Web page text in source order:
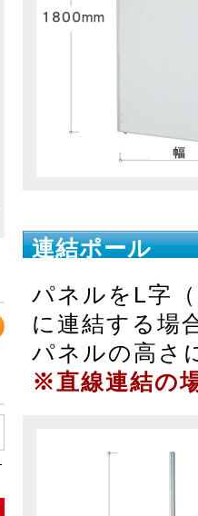
連結ポール
パネルをL字
に連結する場
パネルの高さ
※直線連結の